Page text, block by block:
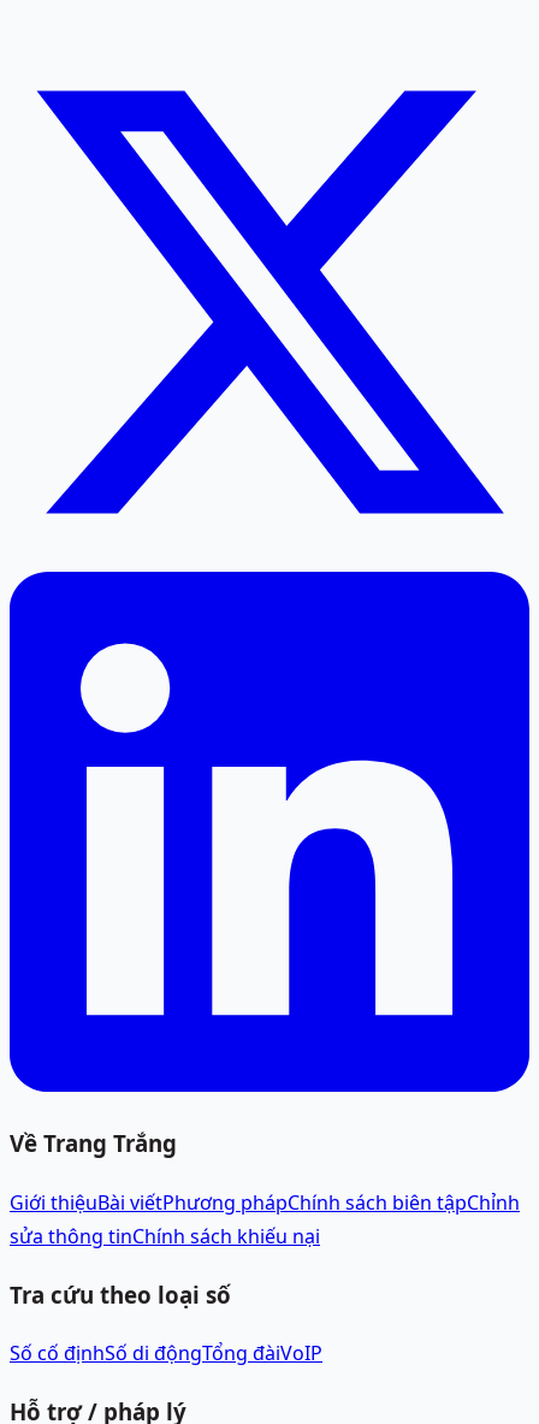
Về Trang Trắng
Giới thiệuBài viếtPhương phápChính sách biên tậpChỉnh
sửa thông tinChính sách khiếu nại
Tra cứu theo loại số
Số cố địnhSố di độngTổng đàiVoIP
Hỗ trợ / pháp lý